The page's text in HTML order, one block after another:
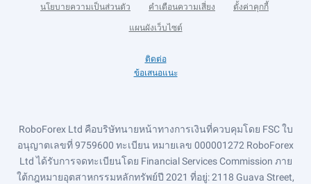
นโยบายความเป็นส่วนตัว คำเตือนความเสี่ยง ตั้งค่าคุกกี้
แผนผังเว็บไซต์
ติดต่อ
ข้อเสนอแนะ
RoboForex Ltd คือบริษัทนายหน้าทางการเงินที่ควบคุมโดย FSC ใบ
อนุญาตเลขที่ 9759600 ทะเบียน หมายเลข 000001272 RoboForex
Ltd ได้รับการจดทะเบียนโดย Financial Services Commission ภาย
ใต้กฎหมายอุตสาหกรรมหลักทรัพย์ปี 2021 ที่อยู่: 2118 Guava Street,